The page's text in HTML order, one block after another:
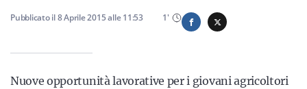
Servizi
Pubblicato il8 Aprile 2015alle11:53 1'
Nuove opportunità lavorative per i giovani agricoltori